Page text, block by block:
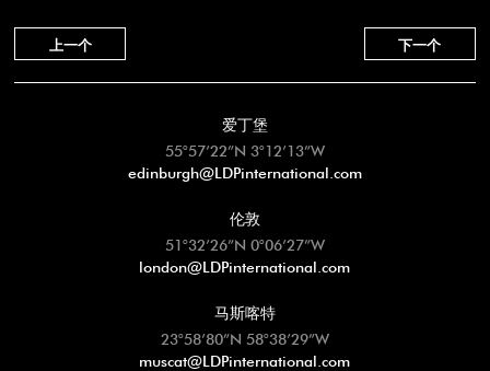
上一个 下一个
爱丁堡
55°57’22”N 3°12’13”W
edinburgh@LDPinternational.com
伦敦
51°32’26”N 0°06’27”W
london@LDPinternational.com
马斯喀特
23°58’80”N 58°38’29”W
muscat@LDPinternational.com